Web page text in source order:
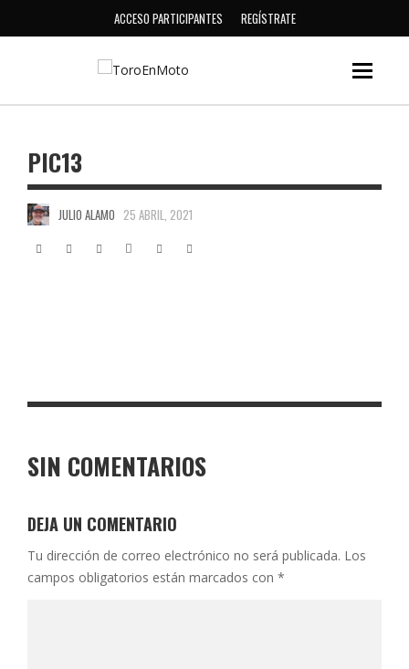
ACCESO PARTICIPANTES REGÍSTRATE
PIC13
JULIO ALAMO 25 ABRIL, 2021
SIN COMENTARIOS
DEJA UN COMENTARIO
Tu dirección de correo electrónico no será publicada. Los
campos obligatorios están marcados con *